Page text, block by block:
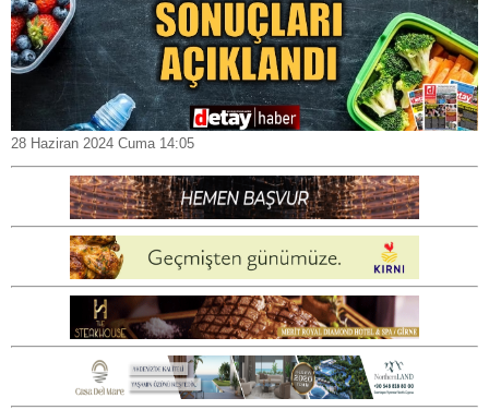
28 Haziran 2024 Cuma 14:05